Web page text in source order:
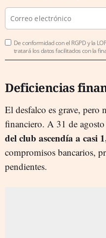
De conformidad con el RGPD y la
tratará los datos facilitados con la
Deficiencias
El desfalco es grave, pero
financiero. A 31 de
del club ascendía a casi
compromisos bancarios,
pendientes.